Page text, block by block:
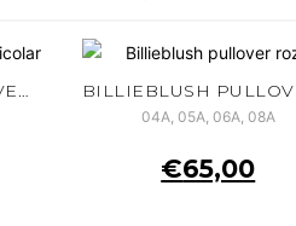
BILLIEBLUSH PULLOVER MULTICOLOR
04A, 05A, 06A, 08A
€65,00